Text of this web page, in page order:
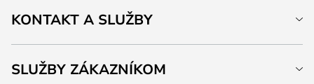
KONTAKT A SLUŽBY
SLUŽBY ZÁKAZNÍKOM